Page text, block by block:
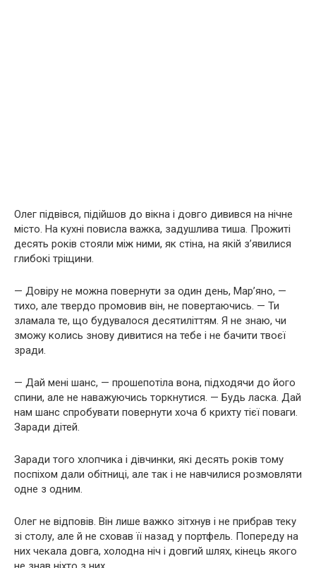
Олег підвівся, підійшов до вікна і довго дивився на нічне
місто. На кухні повисла важка, задушлива тиша. Прожиті
десять років стояли між ними, як стіна, на якій з’явилися
глибокі тріщини.
— Довіру не можна повернути за один день, Мар’яно, —
тихо, але твердо промовив він, не повертаючись. — Ти
зламала те, що будувалося десятиліттям. Я не знаю, чи
зможу колись знову дивитися на тебе і не бачити твоєї
зради.
— Дай мені шанс, — прошепотіла вона, підходячи до його
спини, але не наважуючись торкнутися. — Будь ласка. Дай
нам шанс спробувати повернути хоча б крихту тієї поваги.
Заради дітей.
Заради того хлопчика і дівчинки, які десять років тому
поспіхом дали обітниці, але так і не навчилися розмовляти
одне з одним.
Олег не відповів. Він лише важко зітхнув і не прибрав теку
зі столу, але й не сховав її назад у портфель. Попереду на
них чекала довга, холодна ніч і довгий шлях, кінець якого